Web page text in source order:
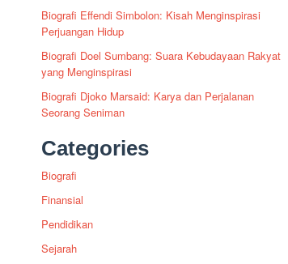
Biografi Effendi Simbolon: Kisah Menginspirasi
Perjuangan Hidup
Biografi Doel Sumbang: Suara Kebudayaan Rakyat
yang Menginspirasi
Biografi Djoko Marsaid: Karya dan Perjalanan
Seorang Seniman
Categories
Biografi
Finansial
Pendidikan
Sejarah